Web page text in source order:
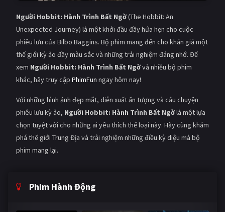
Người Hobbit: Hành Trình Bất Ngờ(The Hobbit: An
Unexpected Journey) là một khởi đầu đầy hứa hẹn cho cuộc
phiêu lưu của Bilbo Baggins. Bộ phim mang đến cho khán giả một
thế giới kỳ ảo đầy màu sắc và những trải nghiệm đáng nhớ. Để
xem Người Hobbit: Hành Trình Bất Ngờvà nhiều bộ phim
khác, hãy truy cập PhimFun ngay hôm nay!
Với những hình ảnh đẹp mắt, diễn xuất ấn tượng và câu chuyện
phiêu lưu kỳ ảo, Người Hobbit: Hành Trình Bất Ngờlà một lựa
chọn tuyệt vời cho những ai yêu thích thể loại này. Hãy cùng khám
phá thế giới Trung Địa và trải nghiệm những điều kỳ diệu mà bộ
phim mang lại.
Phim Hành Động